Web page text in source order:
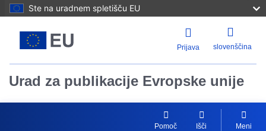
Ste na uradnem spletišču EU
Prijava slovenščina
Urad za publikacije Evropske unije
Pomoč Išči Meni